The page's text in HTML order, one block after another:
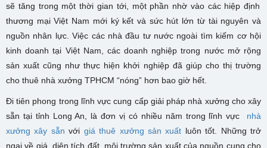
sẽ tăng trong một thời gian tới, một phần nhờ vào các hiệp định
thương mại Việt Nam mới ký kết và sức hút lớn từ tài nguyên và
nguồn nhân lực. Việc các nhà đầu tư nước ngoài tìm kiếm cơ hội
kinh doanh tại Việt Nam, các doanh nghiệp trong nước mở rộng
sản xuất cũng như thực hiện khởi nghiệp đã giúp cho thị trường
cho thuê nhà xưởng TPHCM “nóng” hơn bao giờ hết.
Đi tiên phong trong lĩnh vực cung cấp giải pháp nhà xưởng cho xây
sẵn tại tỉnh Long An, là đơn vị có nhiều năm trong lĩnh vực nhà
xưởng xây sẵn với giá thuê xưởng sản xuất luôn tốt . Những trở
ngại về giá, diện tích đất, môi trường sản xuất của nguồn cung cho